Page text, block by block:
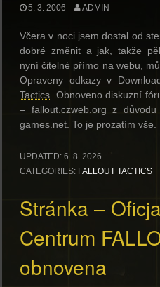
5. 3. 2006 ADMIN
Včera v noci jsem dostal od
dobré změnit a jak, takže
nyní čitelné přímo na webu,
Opraveny odkazy v
Tactics . Obnoveno diskuzní
– fallout.czweb.org z
games.net. To je prozatím vše.
UPDATED: 6. 8. 2026
CATEGORIES: FALLOUT TACTICS
Stránka –
Centrum
obnovena